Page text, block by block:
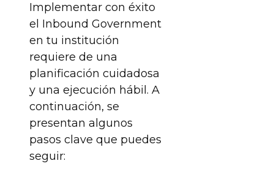
Implementar con éxito
el Inbound Government
en tu institución
requiere de una
planificación cuidadosa
y una ejecución hábil. A
continuación, se
presentan algunos
pasos clave que puedes
seguir: